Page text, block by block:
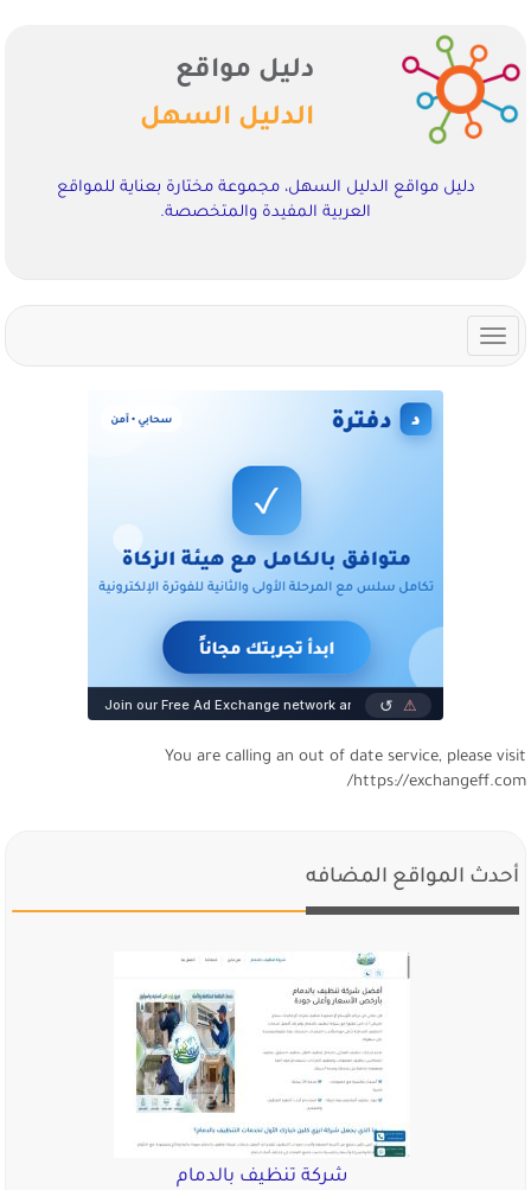
دليل مواقع
الدليل السهل
دليل مواقع الدليل السهل، مجموعة مختارة بعناية للمواقع
العربية المفيدة والمتخصصة.
Toggle
navigation
You are calling an out of date service, please visit
https://exchangeff.com/
أحدث المواقع المضافه
شركة تنظيف بالدمام